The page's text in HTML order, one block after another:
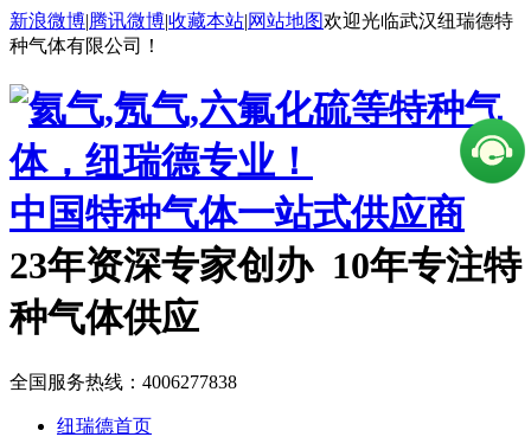
新浪微博|腾讯微博|收藏本站|网站地图欢迎光临武汉纽瑞德特
种气体有限公司！
中国特种气体一站式供应商
23年资深专家创办 10年专注特
种气体供应
全国服务热线： 4006277838
纽瑞德首页